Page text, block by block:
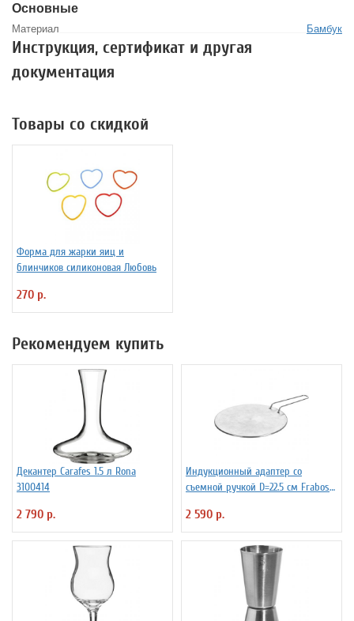
Основные
Материал Бамбук
Инструкция, сертификат и другая
документация
Товары со скидкой
Форма для жарки яиц и
блинчиков силиконовая Любовь
270 р.
Рекомендуем купить
Декантер Carafes 1.5 л Rona
3100414
2 790 р.
Индукционный адаптер со
съемной ручкой D=22.5 см Frabosk
2 590 р.